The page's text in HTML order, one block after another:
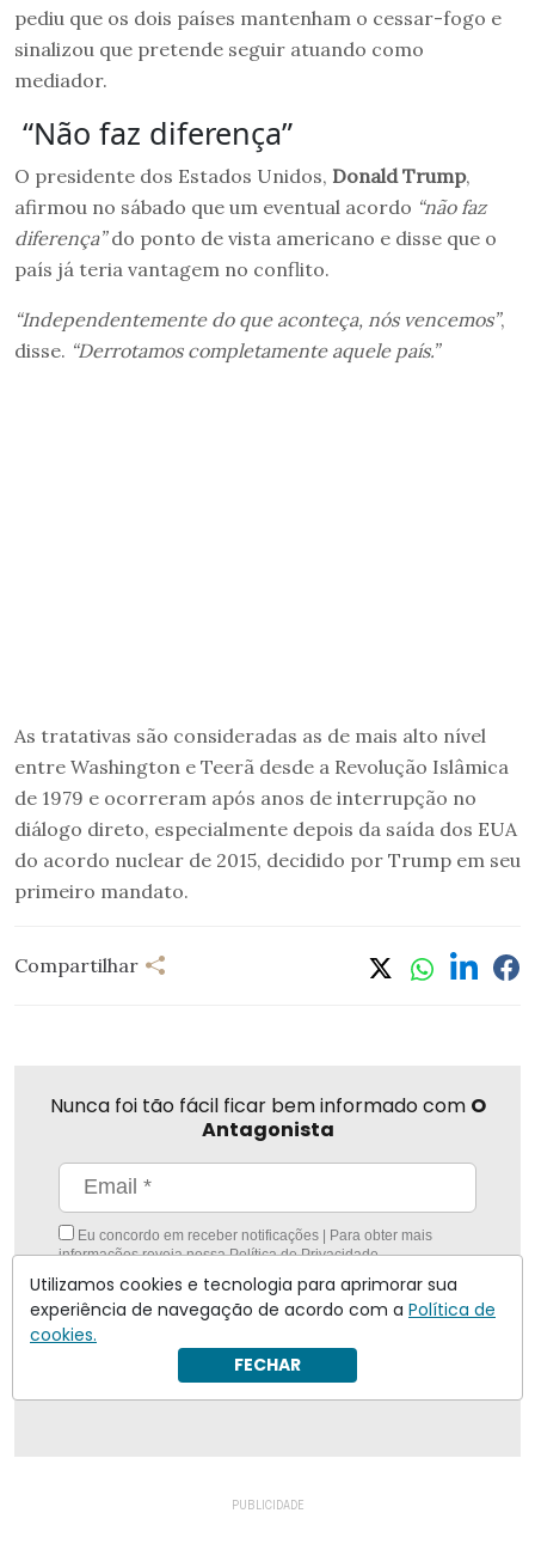
pediu que os dois países mantenham o cessar-fogo e
sinalizou que pretende seguir atuando como
mediador.
“Não faz diferença”
O presidente dos Estados Unidos, Donald Trump,
afirmou no sábado que um eventual acordo “não faz
diferença”do ponto de vista americano e disse que o
país já teria vantagem no conflito.
“Independentemente do que aconteça, nós vencemos”,
disse. “Derrotamos completamente aquele país.”
As tratativas são consideradas as de mais alto nível
entre Washington e Teerã desde a Revolução Islâmica
de 1979 e ocorreram após anos de interrupção no
diálogo direto, especialmente depois da saída dos EUA
do acordo nuclear de 2015, decidido por Trump em seu
primeiro mandato.
Compartilhar
Nunca foi tão fácil ficar bem informado com O
Antagonista
Eu concordo em receber notificações | Para obter mais
informações reveja nossaPolítica de Privacidade.
Enviar
Inscreva-se
Utilizamos cookies e tecnologia para aprimorar sua
experiência de navegação de acordo com a Política de
cookies.
FECHAR